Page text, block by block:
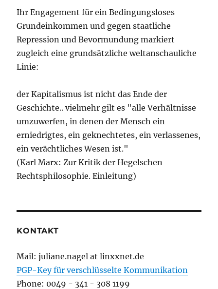
Ihr Engagement für ein Bedingungsloses
Grundeinkommen und gegen staatliche
Repression und Bevormundung markiert
zugleich eine grundsätzliche weltanschauliche
Linie:
der Kapitalismus ist nicht das Ende der
Geschichte.. vielmehr gilt es "alle Verhältnisse
umzuwerfen, in denen der Mensch ein
erniedrigtes, ein geknechtetes, ein verlassenes,
ein verächtliches Wesen ist."
(Karl Marx: Zur Kritik der Hegelschen
Rechtsphilosophie. Einleitung)
KONTAKT
Mail: juliane.nagel at linxxnet.de
PGP-Key für verschlüsselte Kommunikation
Phone: 0049 - 341 - 308 1199